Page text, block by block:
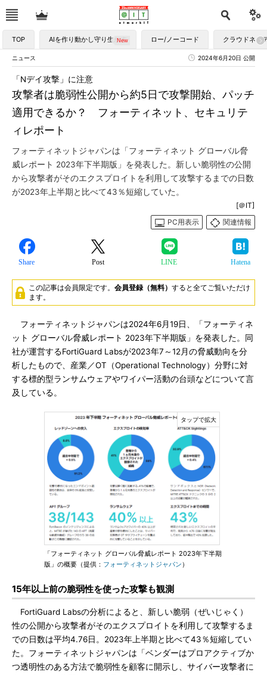
TOP AIを作り動かし守り生かす ロー/ノーコード クラウドネイ
ニュース 2024年6月20日 公開
攻撃者は脆弱性公開から約5日で攻撃開始、パッチ
適用できるか？ フォーティネット、セキュリテ
ィレポート
「Nデイ攻撃」に注意
フォーティネットジャパンは「フォーティネット グローバル脅
威レポート 2023年下半期版」を発表した。新しい脆弱性の公開
から攻撃者がそのエクスプロイトを利用して攻撃するまでの日数
が2023年上半期と比べて43％短縮していた。
[＠IT]
PC用表示
関連情報
Share Post LINE Hatena
この記事は会員限定です。 会員登録（無料） すると全てご覧いただけ
ます。
フォーティネットジャパンは2024年6月19日、「フォーティネ
ット グローバル脅威レポート 2023年下半期版」を発表した。同
社が運営するFortiGuard Labsが2023年7～12月の脅威動向を分
析したもので、産業／OT（Operational Technology）分野に対
する標的型ランサムウェアやワイパー活動の台頭などについて言
及している。
「フォーティネット グローバル脅威レポート 2023年下半期
版」の概要（提供： フォーティネットジャパン）
15年以上前の脆弱性を使った攻撃も観測
FortiGuard Labsの分析によると、新しい脆弱（ぜいじゃく）
性の公開から攻撃者がそのエクスプロイトを利用して攻撃するま
での日数は平均4.76日。2023年上半期と比べて43％短縮してい
た。フォーティネットジャパンは「ベンダーはプロアクティブか
つ透明性のある方法で脆弱性を顧客に開示し、サイバー攻撃者に